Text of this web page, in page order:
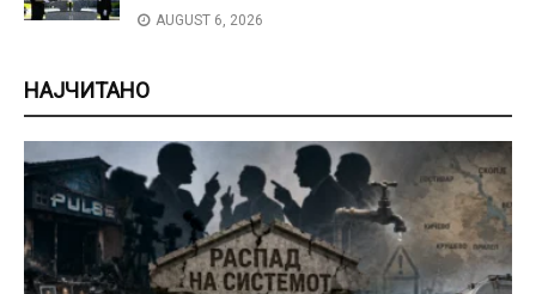
AUGUST 6, 2026
НАЈЧИТАНО